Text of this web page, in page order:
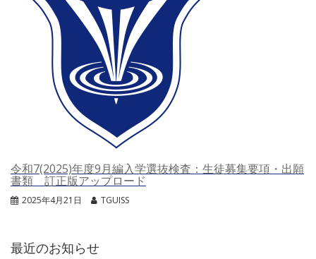
令和7(2025)年度9月編入学選抜検査：生徒募集要項・出願
書類 訂正版アップロード
2025年4月21日 TGUISS
最近のお知らせ